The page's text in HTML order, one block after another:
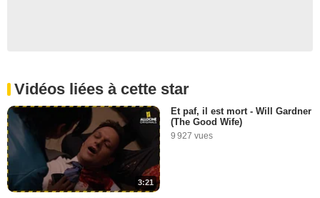
Vidéos liées à cette star
3:21
Et paf, il est mort - Will Gardner
(The Good Wife)
9 927 vues